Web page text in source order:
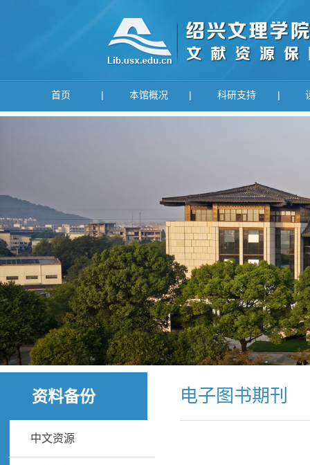
首页 | 本馆概况 | 科研支持 |
电子图书期刊
资料备份
中文资源